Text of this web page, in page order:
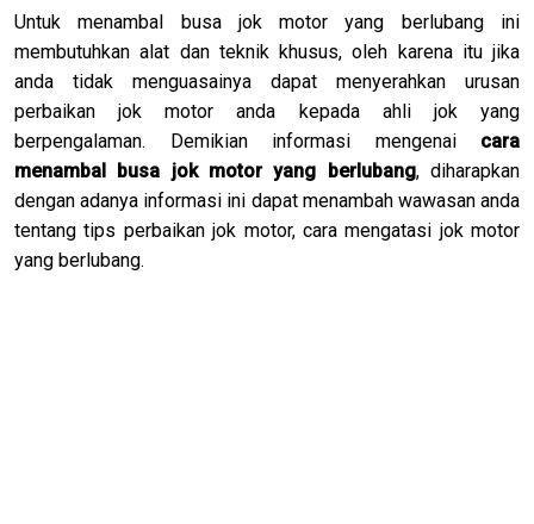
Untuk menambal busa jok motor yang berlubang ini
membutuhkan alat dan teknik khusus, oleh karena itu jika
anda tidak menguasainya dapat menyerahkan urusan
perbaikan jok motor anda kepada ahli jok yang
berpengalaman. Demikian informasi mengenai cara
menambal busa jok motor yang berlubang, diharapkan
dengan adanya informasi ini dapat menambah wawasan anda
tentang tips perbaikan jok motor, cara mengatasi jok motor
yang berlubang.